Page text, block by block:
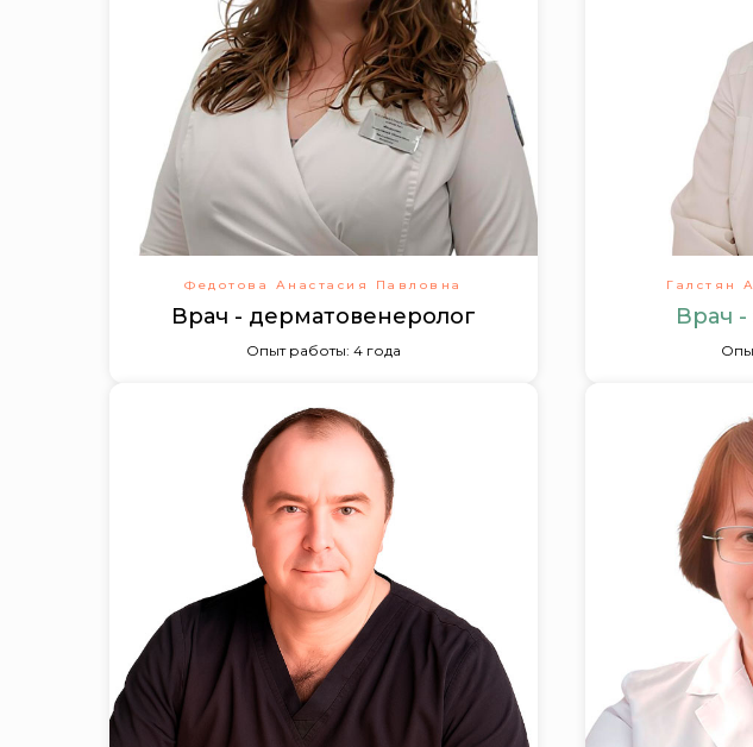
Федотова Анастасия Павловна
Врач - дерматовенеролог
Опыт работы: 4 года
Галстян
Врач